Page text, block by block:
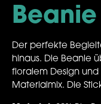
Beanie
Der perfekte
hinaus. Die Beanie
floralem Design
Materialmix. Die